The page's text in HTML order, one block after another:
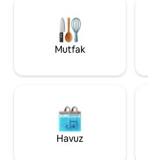
serinletici bir dalış için kulüp binası
havuzuna mevsimlik erişimin tadını
çıkarır. Rezervasyon yapmak için
21yaşından büyük olmanız gerekir.
Mutfak
Havuz